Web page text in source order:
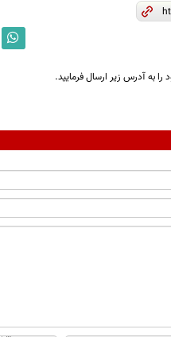
به آدرس زیر ارسال فرمایید.